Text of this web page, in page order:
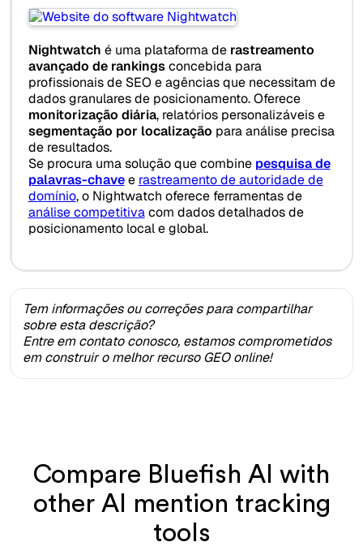
Nightwatch é uma plataforma de rastreamento
avançado de rankingsconcebida para
profissionais de SEO e agências que necessitam de
dados granulares de posicionamento. Oferece
monitorização diária, relatórios personalizáveis e
segmentação por localização para análise precisa
de resultados.
Se procura uma solução que combine pesquisa de
palavras-chavee rastreamento de autoridade de
domínio, o Nightwatch oferece ferramentas de
análise competitivacom dados detalhados de
posicionamento local e global.
Tem informações ou correções para compartilhar
sobre esta descrição?
Entre em contato conosco, estamos comprometidos
em construir o melhor recurso GEO online!
Compare Bluefish AI with
other AI mention tracking
tools